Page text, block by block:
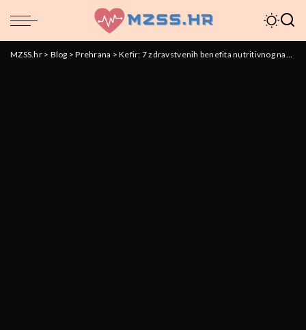
MZSS.hr> Blog >Prehrana >Kefir: 7 zdravstvenih benefita nutritivnog napitka